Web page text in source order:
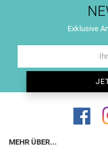
Exklusive
MEHR ÜBER...